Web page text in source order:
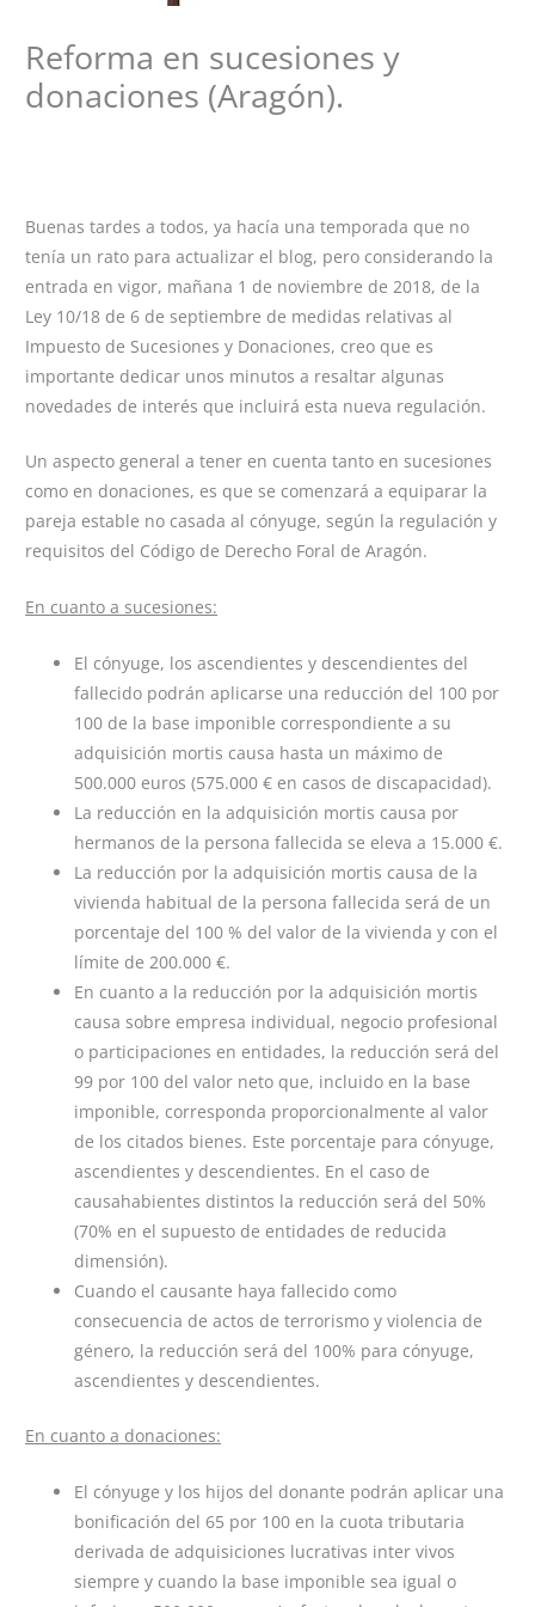
Reforma en sucesiones y
donaciones (Aragón).
Buenas tardes a todos, ya hacía una temporada que no
tenía un rato para actualizar el blog, pero considerando la
entrada en vigor, mañana 1 de noviembre de 2018, de la
Ley 10/18 de 6 de septiembre de medidas relativas al
Impuesto de Sucesiones y Donaciones, creo que es
importante dedicar unos minutos a resaltar algunas
novedades de interés que incluirá esta nueva regulación.
Un aspecto general a tener en cuenta tanto en sucesiones
como en donaciones, es que se comenzará a equiparar la
pareja estable no casada al cónyuge, según la regulación y
requisitos del Código de Derecho Foral de Aragón.
En cuanto a sucesiones:
El cónyuge, los ascendientes y descendientes del
fallecido podrán aplicarse una reducción del 100 por
100 de la base imponible correspondiente a su
adquisición mortis causa hasta un máximo de
500.000 euros (575.000 € en casos de discapacidad).
La reducción en la adquisición mortis causa por
hermanos de la persona fallecida se eleva a 15.000 €.
La reducción por la adquisición mortis causa de la
vivienda habitual de la persona fallecida será de un
porcentaje del 100 % del valor de la vivienda y con el
límite de 200.000 €.
En cuanto a la reducción por la adquisición mortis
causa sobre empresa individual, negocio profesional
o participaciones en entidades, la reducción será del
99 por 100 del valor neto que, incluido en la base
imponible, corresponda proporcionalmente al valor
de los citados bienes. Este porcentaje para cónyuge,
ascendientes y descendientes. En el caso de
causahabientes distintos la reducción será del 50%
(70% en el supuesto de entidades de reducida
dimensión).
Cuando el causante haya fallecido como
consecuencia de actos de terrorismo y violencia de
género, la reducción será del 100% para cónyuge,
ascendientes y descendientes.
En cuanto a donaciones:
El cónyuge y los hijos del donante podrán aplicar una
bonificación del 65 por 100 en la cuota tributaria
derivada de adquisiciones lucrativas inter vivos
siempre y cuando la base imponible sea igual o